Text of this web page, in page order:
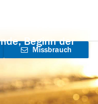
Beginn der
Missbrauch